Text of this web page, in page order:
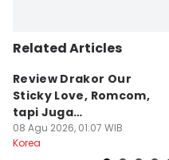
Related Articles
Review Drakor Our
Sticky Love, Romcom,
tapi Juga
Menegangkan!
08 Agu 2026, 01:07 WIB
Korea